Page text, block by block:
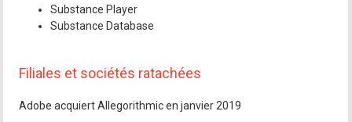
Substance Player
Substance Database
Filiales et sociétés ratachées
Adobe acquiert Allegorithmic en janvier 2019